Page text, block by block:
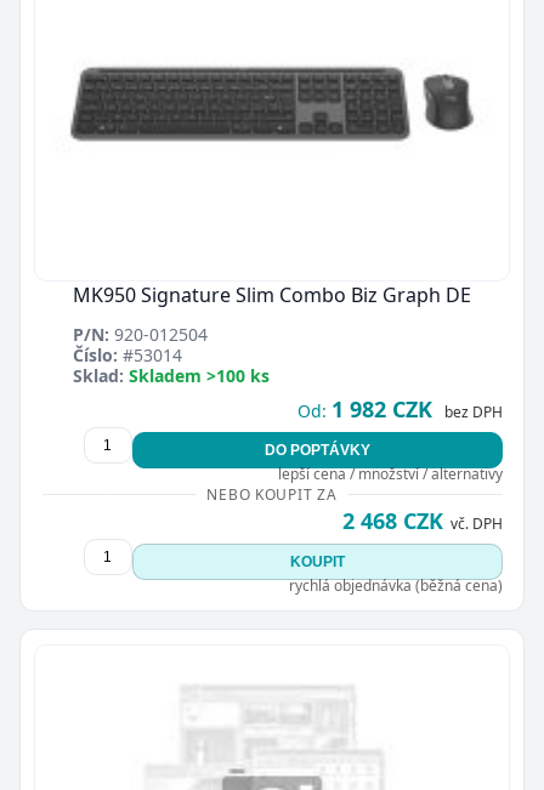
MK950 Signature Slim Combo Biz Graph DE
P/N: 920-012504
Číslo: #53014
Sklad: Skladem >100 ks
Od: 1 982 CZK bez DPH
DO POPTÁVKY
lepší cena / množství / alternativy
NEBO KOUPIT ZA
2 468 CZK vč. DPH
KOUPIT
rychlá objednávka (běžná cena)